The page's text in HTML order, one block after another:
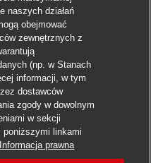
naszych działań
obejmować
zewnętrznych z
(np. w Stanach
informacji, w tym
dostawców
zgody w dowolnym
w sekcji
poniższymi linkami
Informacja prawna